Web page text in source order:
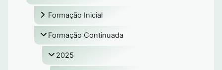
Formação Inicial
Formação Continuada
2025